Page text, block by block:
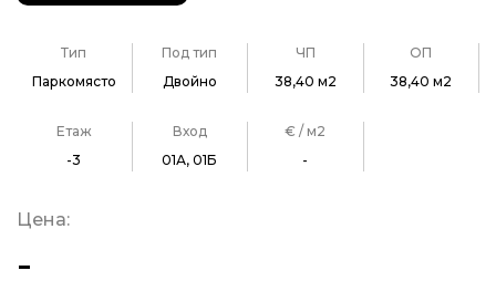
Тип
Паркомясто
Под тип
Двойно
ЧП
38,40 м2
ОП
38,40 м2
Етаж
-3
Вход
01А, 01Б
€ / м2
-
Цена:
-